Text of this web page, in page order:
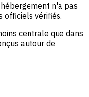
n'a pas
officiels vérifiés.
centrale que dans
autour de